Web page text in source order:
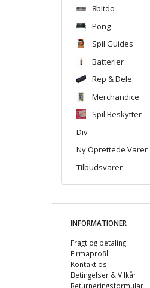
8bitdo
Pong
Spil Guides
Batterier
Rep & Dele
Merchandice
Spil Beskytter
Div
Ny Oprettede Varer
Tilbudsvarer
INFORMATIONER
Fragt og betaling
Firmaprofil
Kontakt os
Betingelser & Vilkår
Returneringsformular